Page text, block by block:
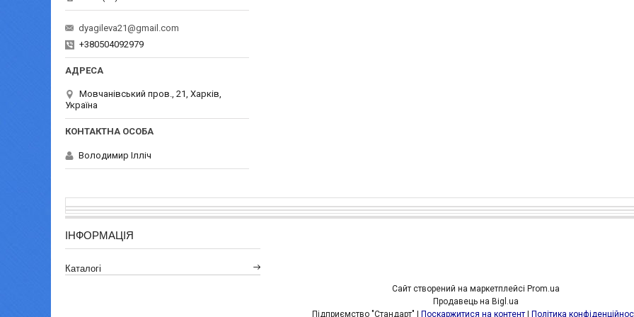
dyagileva21@gmail.com
+380504092979
Мовчанівський пров., 21, Харків,
Україна
Володимир Ілліч
ІНФОРМАЦІЯ
Каталогі
Сайт створений на маркетплейсі Prom.ua
Продавець на Bigl.ua
Підприємство "Стандарт" | Поскаржитися на контент | Політика